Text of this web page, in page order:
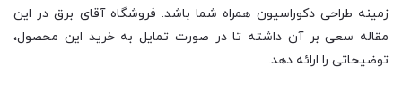
زمینه طراحی دکوراسیون همراه شما باشد. فروشگاه آقای برق در این
مقاله سعی بر آن داشته تا در صورت تمایل به خرید این محصول،
توضیحاتی را ارائه دهد.